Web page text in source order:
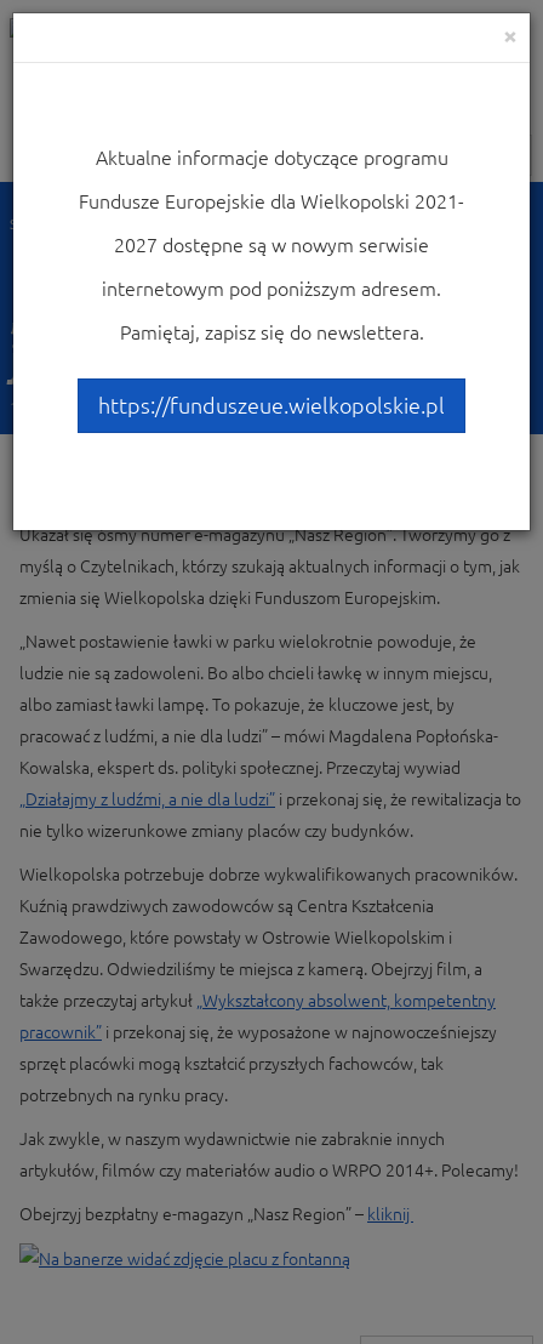
Nawigacja
Strona główna
„E-Nasz Region”: nowa
jakość dzięki rewitalizacji
19-12-2018 Działania promocyjne | Informacja | Promocja WRPO
Ukazał się ósmy numer e-magazynu „Nasz Region”. Tworzymy go z
myślą o Czytelnikach, którzy szukają aktualnych informacji o tym, jak
zmienia się Wielkopolska dzięki Funduszom Europejskim.
„Nawet postawienie ławki w parku wielokrotnie powoduje, że
ludzie nie są zadowoleni. Bo albo chcieli ławkę w innym miejscu,
albo zamiast ławki lampę. To pokazuje, że kluczowe jest, by
pracować z ludźmi, a nie dla ludzi” – mówi Magdalena Popłońska-
Kowalska, ekspert ds. polityki społecznej. Przeczytaj wywiad
„Działajmy z ludźmi, a nie dla ludzi” i przekonaj się, że rewitalizacja to
nie tylko wizerunkowe zmiany placów czy budynków.
Wielkopolska potrzebuje dobrze wykwalifikowanych pracowników.
Kuźnią prawdziwych zawodowców są Centra Kształcenia
Zawodowego, które powstały w Ostrowie Wielkopolskim i
Swarzędzu. Odwiedziliśmy te miejsca z kamerą. Obejrzyj film, a
także przeczytaj artykuł „Wykształcony absolwent, kompetentny
pracownik” i przekonaj się, że wyposażone w najnowocześniejszy
sprzęt placówki mogą kształcić przyszłych fachowców, tak
potrzebnych na rynku pracy.
Jak zwykle, w naszym wydawnictwie nie zabraknie innych
artykułów, filmów czy materiałów audio o WRPO 2014+. Polecamy!
Obejrzyj bezpłatny e-magazyn „Nasz Region” – kliknij
×
Aktualne informacje dotyczące programu
Fundusze Europejskie dla Wielkopolski 2021-
2027 dostępne są w nowym serwisie
internetowym pod poniższym adresem.
Pamiętaj, zapisz się do newslettera.
https://funduszeue.wielkopolskie.pl